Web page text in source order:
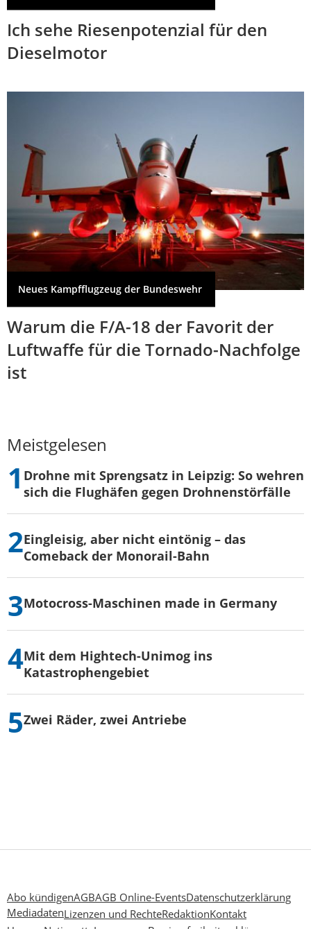
Ich sehe Riesenpotenzial für den
Dieselmotor
Neues Kampfflugzeug der Bundeswehr
Warum die F/A-18 der Favorit der
Luftwaffe für die Tornado-Nachfolge
ist
Meistgelesen
Drohne mit Sprengsatz in Leipzig: So wehren
sich die Flughäfen gegen Drohnenstörfälle
Eingleisig, aber nicht eintönig – das
Comeback der Monorail-Bahn
Motocross-Maschinen made in Germany
Mit dem Hightech-Unimog ins
Katastrophengebiet
Zwei Räder, zwei Antriebe
Abo kündigenAGBAGB Online-EventsDatenschutzerklärung
MediadatenLizenzen und RechteRedaktionKontakt